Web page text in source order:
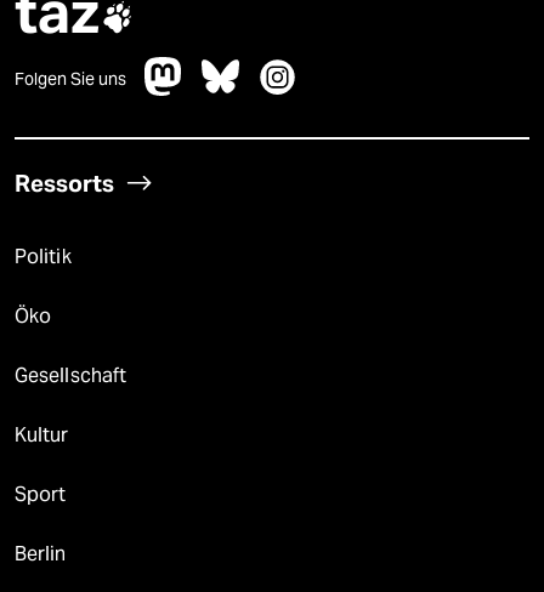

Folgen Sie uns
Ressorts
Politik
Öko
Gesellschaft
Kultur
Sport
Berlin